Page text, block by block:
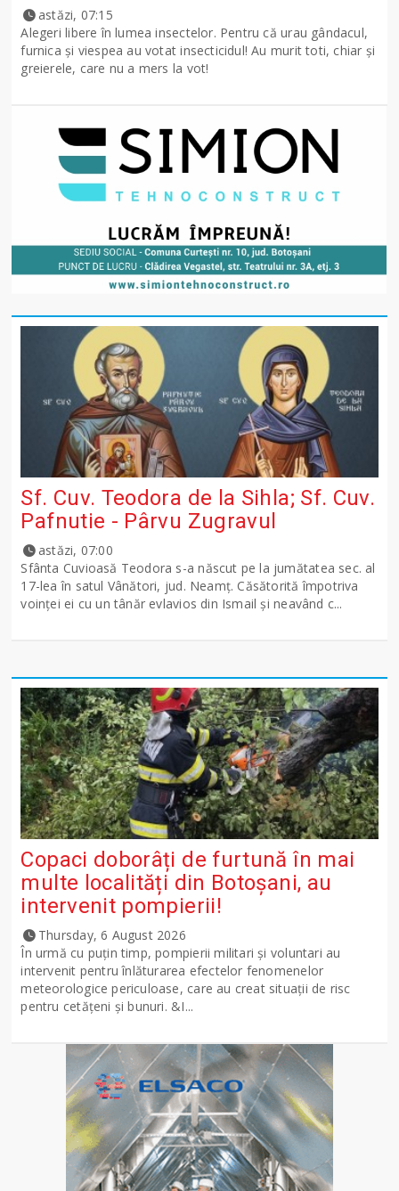
astăzi, 07:15
Alegeri libere în lumea insectelor. Pentru că urau gândacul,
furnica și viespea au votat insecticidul! Au murit toti, chiar și
greierele, care nu a mers la vot!
Sf. Cuv. Teodora de la Sihla; Sf. Cuv.
Pafnutie - Pârvu Zugravul
astăzi, 07:00
Sfânta Cuvioasă Teodora s-a născut pe la jumătatea sec. al
17-lea în satul Vânători, jud. Neamţ. Căsătorită împotriva
voinţei ei cu un tânăr evlavios din Ismail şi neavând c...
Copaci doborâți de furtună în mai
multe localități din Botoșani, au
intervenit pompierii!
Thursday, 6 August 2026
În urmă cu puțin timp, pompierii militari și voluntari au
intervenit pentru înlăturarea efectelor fenomenelor
meteorologice periculoase, care au creat situații de risc
pentru cetățeni și bunuri. &I...